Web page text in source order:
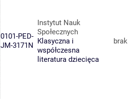
0101-PED-
JM-3171N
Instytut Nauk
Społecznych
Klasyczna i
współczesna
literatura dziecięca
brak